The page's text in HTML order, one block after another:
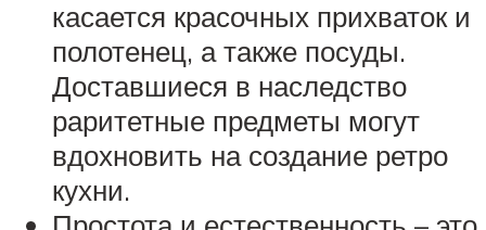
касается красочных прихваток и
полотенец, а также посуды.
Доставшиеся в наследство
раритетные предметы могут
вдохновить на создание ретро
кухни.